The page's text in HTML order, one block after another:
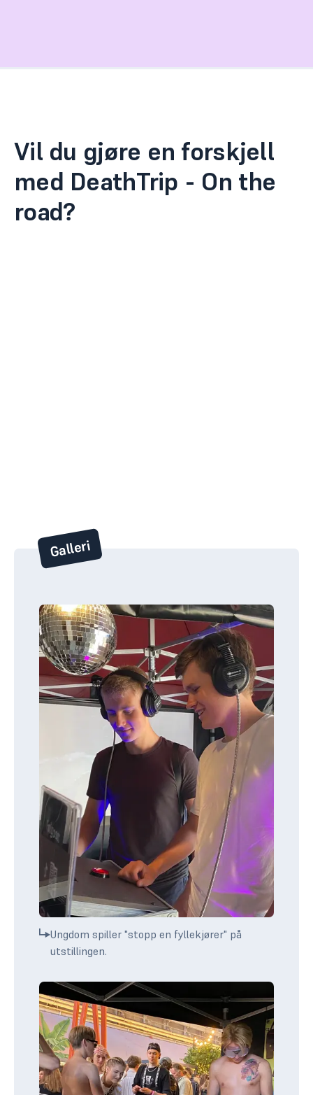
Vil du gjøre en forskjell
med DeathTrip - On the
road?
Galleri
Ungdom spiller "stopp en fyllekjører" på
utstillingen.